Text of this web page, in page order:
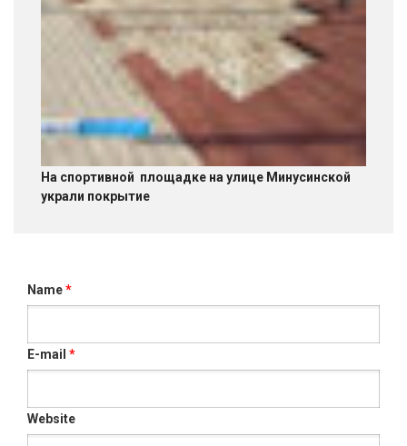
На спортивной площадке на улице Минусинской
украли покрытие
Name*
E-mail *
Website